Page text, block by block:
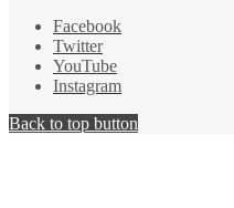
Facebook
Twitter
YouTube
Instagram
Back to top button